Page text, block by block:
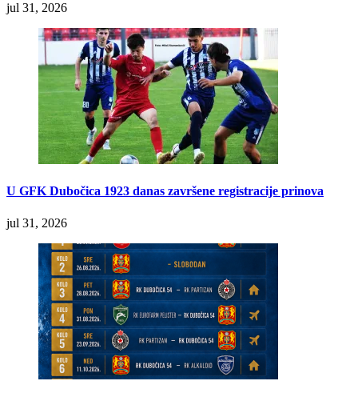
jul 31, 2026
U GFK Dubočica 1923 danas završene registracije prinova
jul 31, 2026